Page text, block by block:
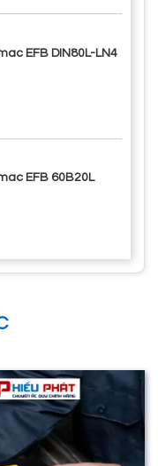
EFB DIN80L-LN4
EFB 60B20L